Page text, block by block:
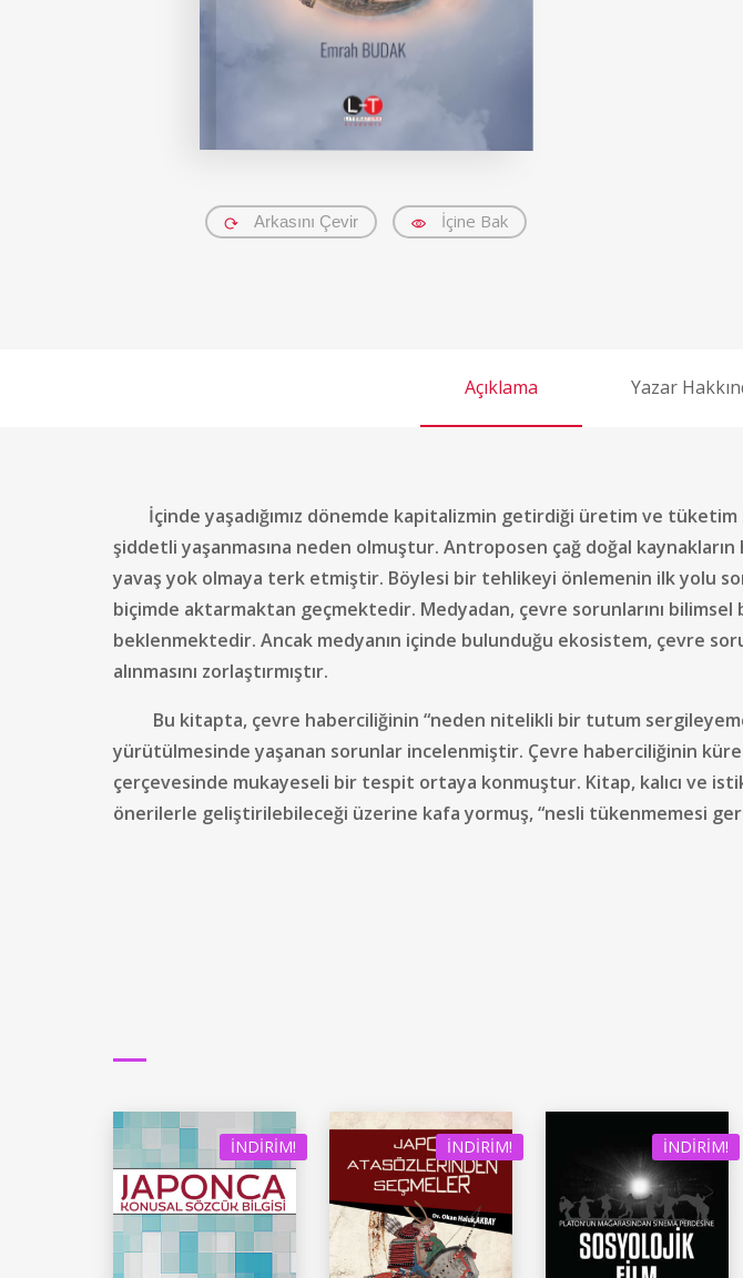
Arkasını Çevir İçine Bak
Açıklama Yazar
İçinde yaşadığımız dönemde kapitalizmin getirdiği üretim ve
şiddetli yaşanmasına neden olmuştur. Antroposen çağ doğal
yavaş yok olmaya terk etmiştir. Böylesi bir tehlikeyi önlemenin ilk yolu
biçimde aktarmaktan geçmektedir. Medyadan, çevre sorunlarını
beklenmektedir. Ancak medyanın içinde bulunduğu ekosistem, çevre
alınmasını zorlaştırmıştır.
Bu kitapta, çevre haberciliğinin “neden nitelikli bir tutum
yürütülmesinde yaşanan sorunlar incelenmiştir. Çevre haberciliğinin
çerçevesinde mukayeseli bir tespit ortaya konmuştur. Kitap, kalıcı ve
önerilerle geliştirilebileceği üzerine kafa yormuş, “nesli tükenmemesi
İNDIRIM! İNDIRIM! İNDIRIM!